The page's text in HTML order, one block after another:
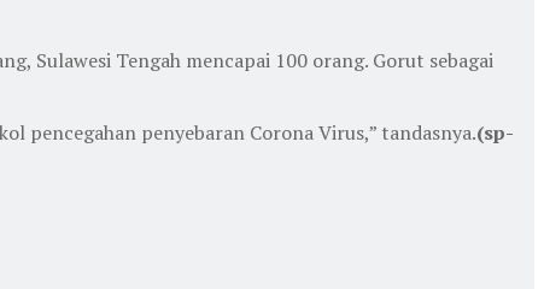
Sulawesi Tengah mencapai 100 orang. Gorut sebagai
pencegahan penyebaran Corona Virus,” tandasnya.(sp-